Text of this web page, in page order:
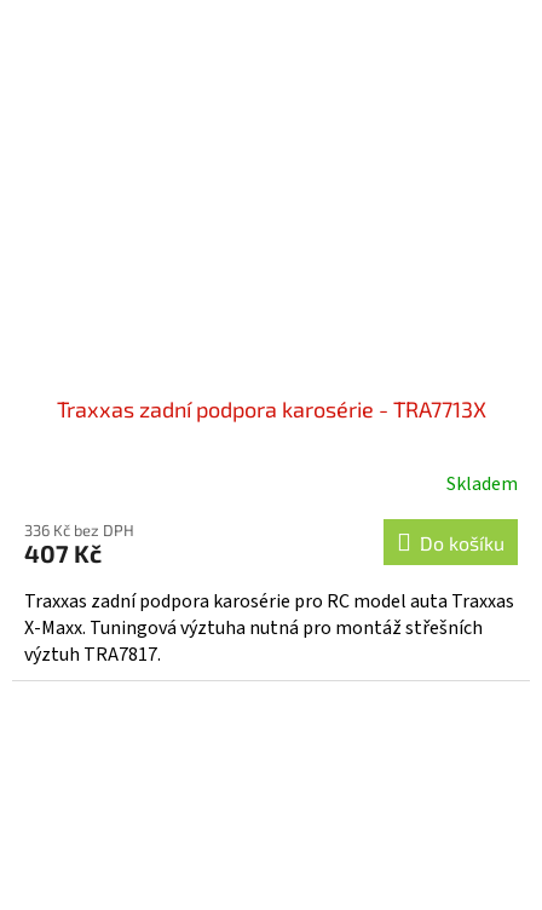
Traxxas zadní podpora karosérie - TRA7713X
Skladem
336 Kč bez DPH
407 Kč Do košíku
Traxxas zadní podpora karosérie pro RC model auta Traxxas
X-Maxx. Tuningová výztuha nutná pro montáž střešních
výztuh TRA7817.